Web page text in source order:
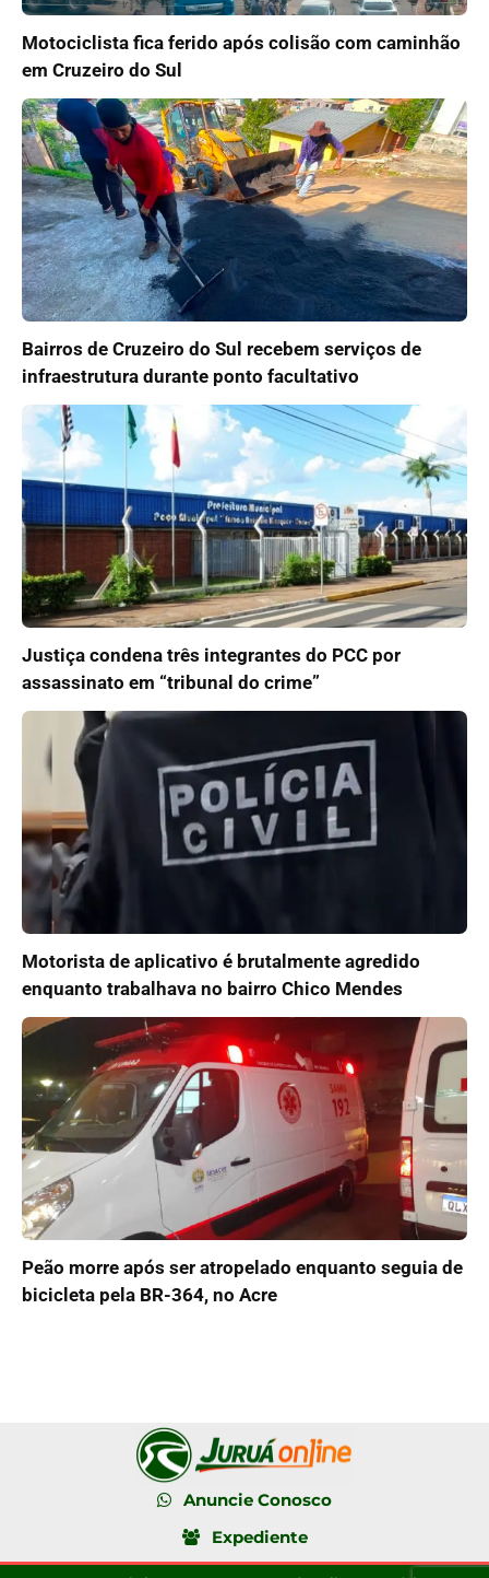
Motociclista fica ferido após colisão com caminhão
em Cruzeiro do Sul
Bairros de Cruzeiro do Sul recebem serviços de
infraestrutura durante ponto facultativo
Justiça condena três integrantes do PCC por
assassinato em “tribunal do crime”
Motorista de aplicativo é brutalmente agredido
enquanto trabalhava no bairro Chico Mendes
Peão morre após ser atropelado enquanto seguia de
bicicleta pela BR-364, no Acre
Anuncie Conosco
Expediente